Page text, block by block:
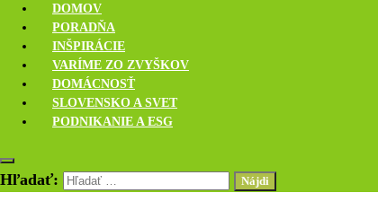
DOMOV
PORADŇA
INŠPIRÁCIE
VARÍME ZO ZVYŠKOV
DOMÁCNOSŤ
SLOVENSKO A SVET
PODNIKANIE A ESG
Hľadať: